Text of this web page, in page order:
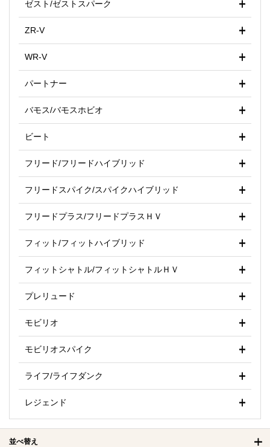
ゼスト/ゼストスパーク
ZR-V
WR-V
パートナー
バモス/バモスホビオ
ビート
フリード/フリードハイブリッド
フリードスパイク/スパイクハイブリッド
フリードプラス/フリードプラスＨＶ
フィット/フィットハイブリッド
フィットシャトル/フィットシャトルＨＶ
プレリュード
モビリオ
モビリオスパイク
ライフ/ライフダンク
レジェンド
並べ替え